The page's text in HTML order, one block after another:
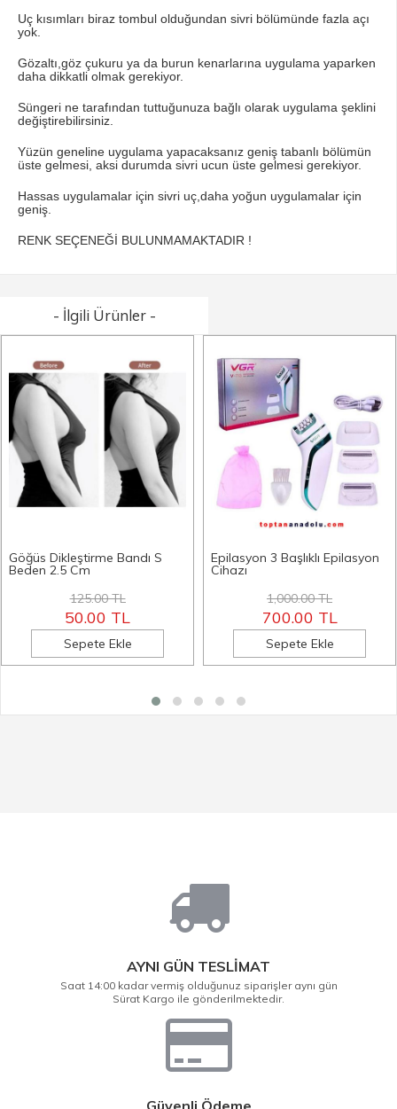
Uç kısımları biraz tombul olduğundan sivri bölümünde fazla açı
yok.
Gözaltı,göz çukuru ya da burun kenarlarına uygulama yaparken
daha dikkatli olmak gerekiyor.
Süngeri ne tarafından tuttuğunuza bağlı olarak uygulama şeklini
değiştirebilirsiniz.
Yüzün geneline uygulama yapacaksanız geniş tabanlı bölümün
üste gelmesi, aksi durumda sivri ucun üste gelmesi gerekiyor.
Hassas uygulamalar için sivri uç,daha yoğun uygulamalar için
geniş.
RENK SEÇENEĞİ BULUNMAMAKTADIR !
- İlgili Ürünler -
Göğüs Dikleştirme Bandı S
Beden 2.5 Cm
125.00 TL
50.00 TL
Sepete Ekle
Epilasyon 3 Başlıklı Epilasyon
Cihazı
1,000.00 TL
700.00 TL
Sepete Ekle
AYNI GÜN TESLİMAT
Saat 14:00 kadar vermiş olduğunuz siparişler aynı gün
Sürat Kargo ile gönderilmektedir.
Güvenli Ödeme